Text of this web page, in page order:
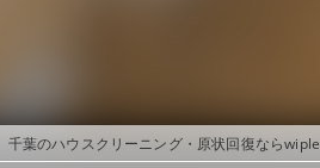
千葉のハウスクリーニング・原状回復ならwiple